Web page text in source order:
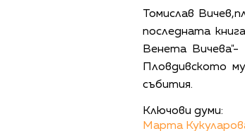
Томислав
последната
Венета
Пловдивското
събития.
Ключови думи:
Марта